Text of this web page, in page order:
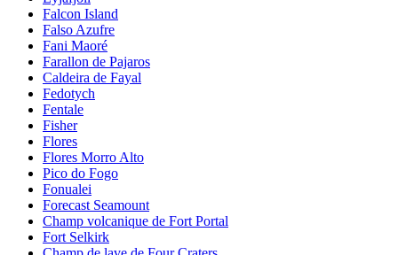
Falcon Island
Falso Azufre
Fani Maoré
Farallon de Pajaros
Caldeira de Fayal
Fedotych
Fentale
Fisher
Flores
Flores Morro Alto
Pico do Fogo
Fonualei
Forecast Seamount
Champ volcanique de Fort Portal
Fort Selkirk